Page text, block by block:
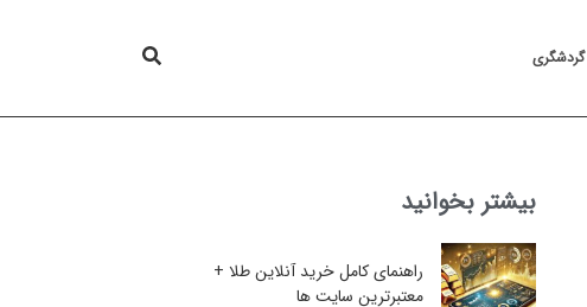
گردشگری
بیشتر بخوانید
راهنمای کامل خرید آنلاین طلا +
معتبرترین سایت ها